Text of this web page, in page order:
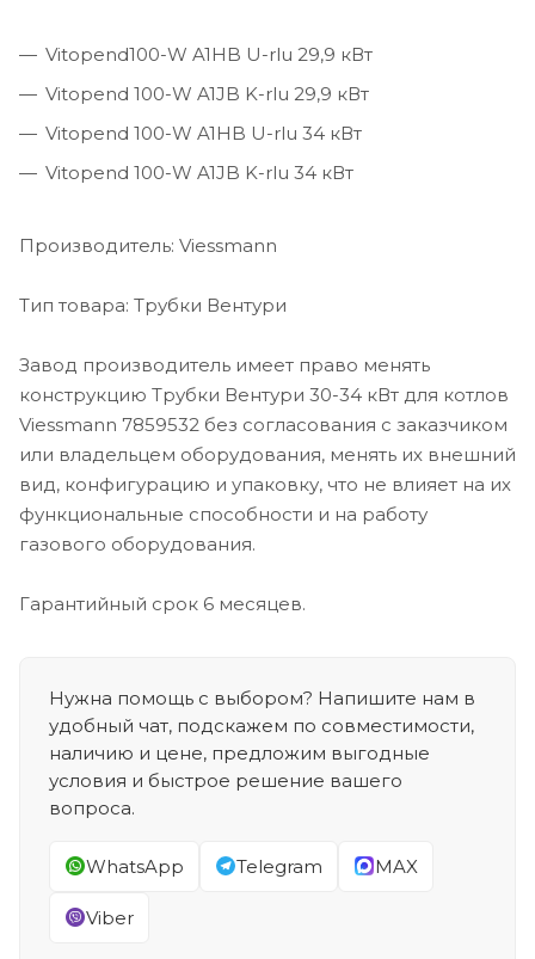
Vitopend100-W A1HB U-rlu 29,9 кВт
Vitopend 100-W A1JB K-rlu 29,9 кВт
Vitopend 100-W A1HB U-rlu 34 кВт
Vitopend 100-W A1JB K-rlu 34 кВт
Производитель: Viessmann
Тип товара: Трубки Вентури
Завод производитель имеет право менять
конструкцию Трубки Вентури 30-34 кВт для котлов
Viessmann 7859532 без согласования с заказчиком
или владельцем оборудования, менять их внешний
вид, конфигурацию и упаковку, что не влияет на их
функциональные способности и на работу
газового оборудования.
Гарантийный срок 6 месяцев.
Нужна помощь с выбором? Напишите нам в
удобный чат, подскажем по совместимости,
наличию и цене, предложим выгодные
условия и быстрое решение вашего
вопроса.
WhatsApp Telegram MAX
Viber